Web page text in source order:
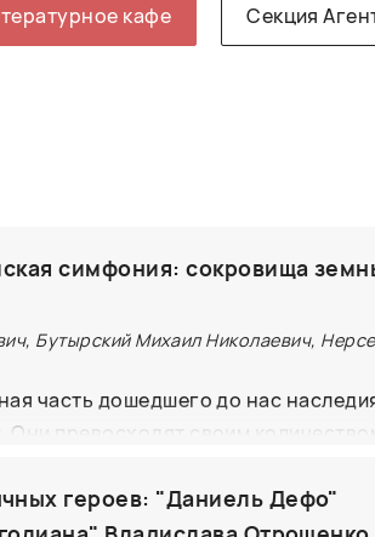
кафе Секция
симфония: сокровища
Бутырский Михаил Николаевич,
часть дошедшего до нас
Они превосходят своим
альбомов по искусству.
на историю византийской
героев: "Даниель Дефо"